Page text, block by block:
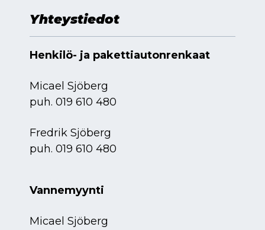
Yhteystiedot
Henkilö- ja pakettiautonrenkaat
Micael Sjöberg
puh. 019 610 480
Fredrik Sjöberg
puh. 019 610 480
Vannemyynti
Micael Sjöberg